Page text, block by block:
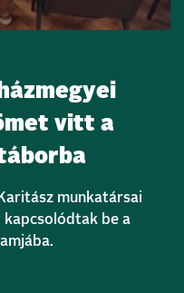
vitt a
munkatársai
kapcsolódtak be a